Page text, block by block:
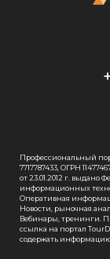
Профессиональный
7717787433, ОГРН
от 23.01.2012 г. выдано
информационных
Оперативная
Новости, рыночная
Вебинары, тренинги.
ссылка на портал
содержать